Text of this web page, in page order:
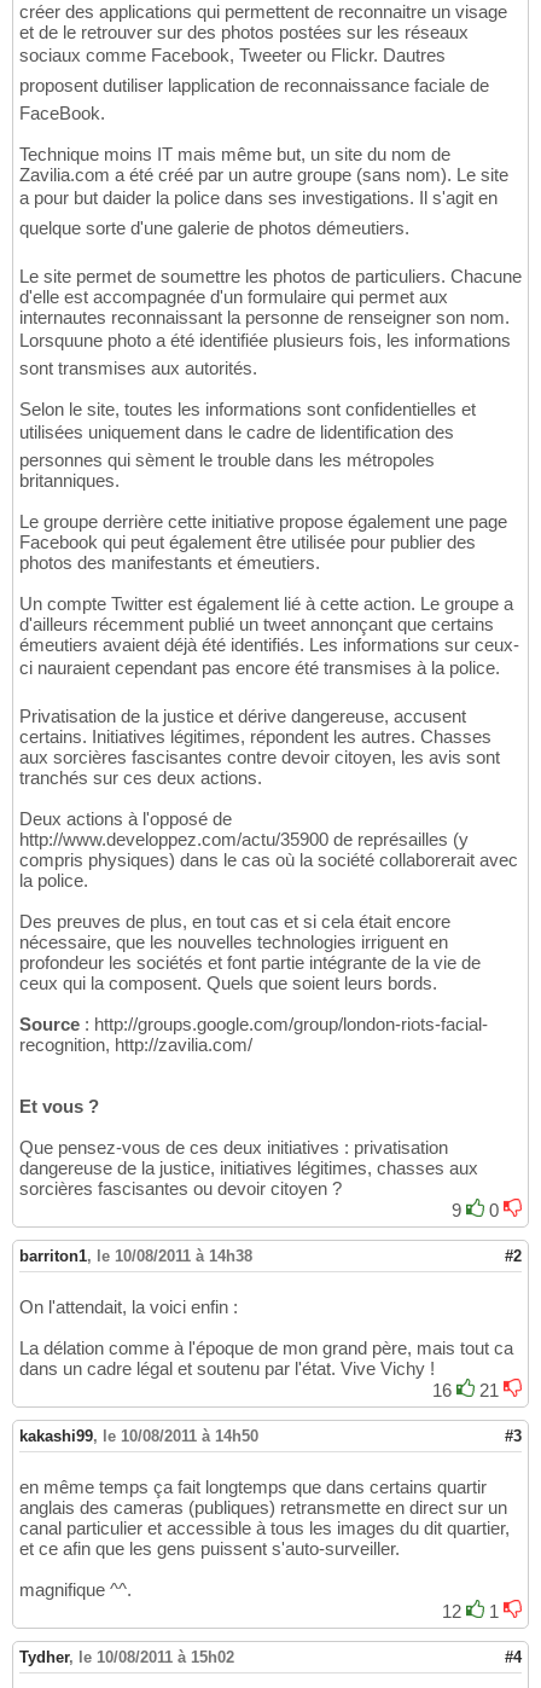
créer des applications qui permettent de reconnaitre un visage
et de le retrouver sur des photos postées sur les réseaux
sociaux comme Facebook, Tweeter ou Flickr. Dautres
proposent dutiliser lapplication de reconnaissance faciale de
FaceBook.
Technique moins IT mais même but, un site du nom de
Zavilia.com a été créé par un autre groupe (sans nom). Le site
a pour but daider la police dans ses investigations. Il s'agit en
quelque sorte d'une galerie de photos démeutiers.
Le site permet de soumettre les photos de particuliers. Chacune
d'elle est accompagnée d'un formulaire qui permet aux
internautes reconnaissant la personne de renseigner son nom.
Lorsquune photo a été identifiée plusieurs fois, les informations
sont transmises aux autorités.
Selon le site, toutes les informations sont confidentielles et
utilisées uniquement dans le cadre de lidentification des
personnes qui sèment le trouble dans les métropoles
britanniques.
Le groupe derrière cette initiative propose également une page
Facebook qui peut également être utilisée pour publier des
photos des manifestants et émeutiers.
Un compte Twitter est également lié à cette action. Le groupe a
d'ailleurs récemment publié un tweet annonçant que certains
émeutiers avaient déjà été identifiés. Les informations sur ceux-
ci nauraient cependant pas encore été transmises à la police.
Privatisation de la justice et dérive dangereuse, accusent
certains. Initiatives légitimes, répondent les autres. Chasses
aux sorcières fascisantes contre devoir citoyen, les avis sont
tranchés sur ces deux actions.
Deux actions à l'opposé de
http://www.developpez.com/actu/35900 de représailles (y
compris physiques) dans le cas où la société collaborerait avec
la police.
Des preuves de plus, en tout cas et si cela était encore
nécessaire, que les nouvelles technologies irriguent en
profondeur les sociétés et font partie intégrante de la vie de
ceux qui la composent. Quels que soient leurs bords.
Source : http://groups.google.com/group/london-riots-facial-
recognition, http://zavilia.com/
Et vous ?
Que pensez-vous de ces deux initiatives : privatisation
dangereuse de la justice, initiatives légitimes, chasses aux
sorcières fascisantes ou devoir citoyen ?
9
0
barriton1, le 10/08/2011 à 14h38 #2
On l'attendait, la voici enfin :
La délation comme à l'époque de mon grand père, mais tout ca
dans un cadre légal et soutenu par l'état. Vive Vichy !
16
21
kakashi99, le 10/08/2011 à 14h50 #3
en même temps ça fait longtemps que dans certains quartir
anglais des cameras (publiques) retransmette en direct sur un
canal particulier et accessible à tous les images du dit quartier,
et ce afin que les gens puissent s'auto-surveiller.
magnifique ^^.
12
1
Tydher, le 10/08/2011 à 15h02 #4